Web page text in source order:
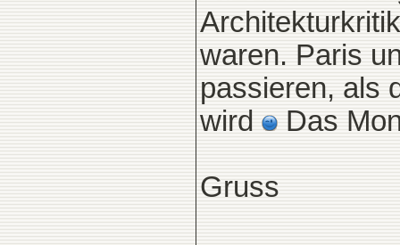
waren. Paris
passieren, als
wird
Das
Gruss